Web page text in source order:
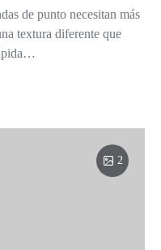
de punto necesitan más
textura diferente que
2